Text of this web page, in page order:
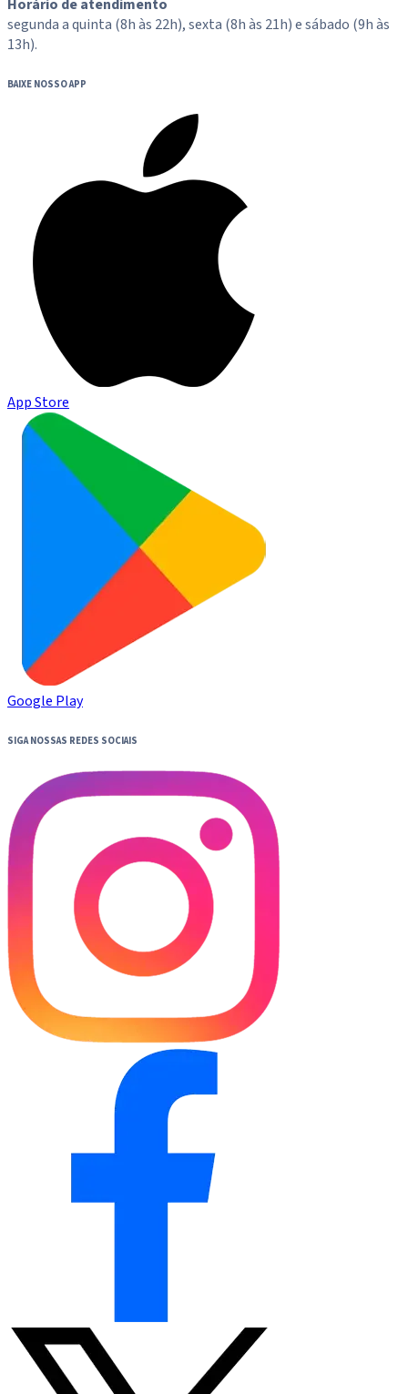
Horário de atendimento
segunda a quinta (8h às 22h), sexta (8h às 21h) e sábado (9h às
13h).
BAIXE NOSSO APP
App Store
Google Play
SIGA NOSSAS REDES SOCIAIS